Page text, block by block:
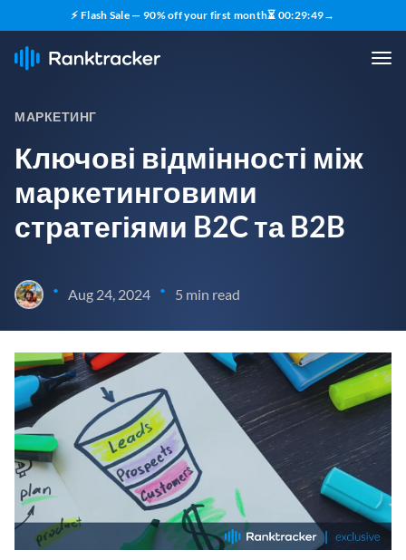
⚡ Flash Sale — 90% off your first month⏳ 00:29:48→
МАРКЕТИНГ
Ключові відмінності між
маркетинговими
стратегіями B2C та B2B
• Aug 24, 2024 • 5 min read